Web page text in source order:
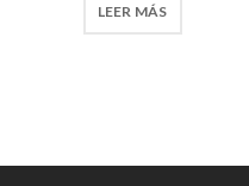
LEER MÁS